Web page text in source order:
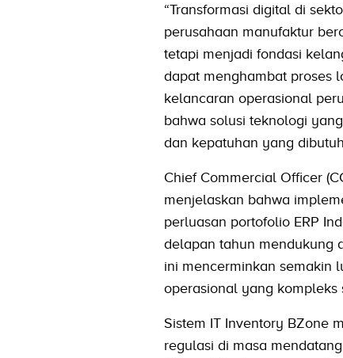
“Transformasi digital di
perusahaan manufaktur
tetapi menjadi fondasi
dapat menghambat proses
kelancaran operasional
bahwa solusi teknologi
dan kepatuhan yang
Chief Commercial Officer
menjelaskan bahwa
perluasan portofolio ERP
delapan tahun mendukung
ini mencerminkan semakin
operasional yang kompleks
Sistem IT Inventory BZone
regulasi di masa